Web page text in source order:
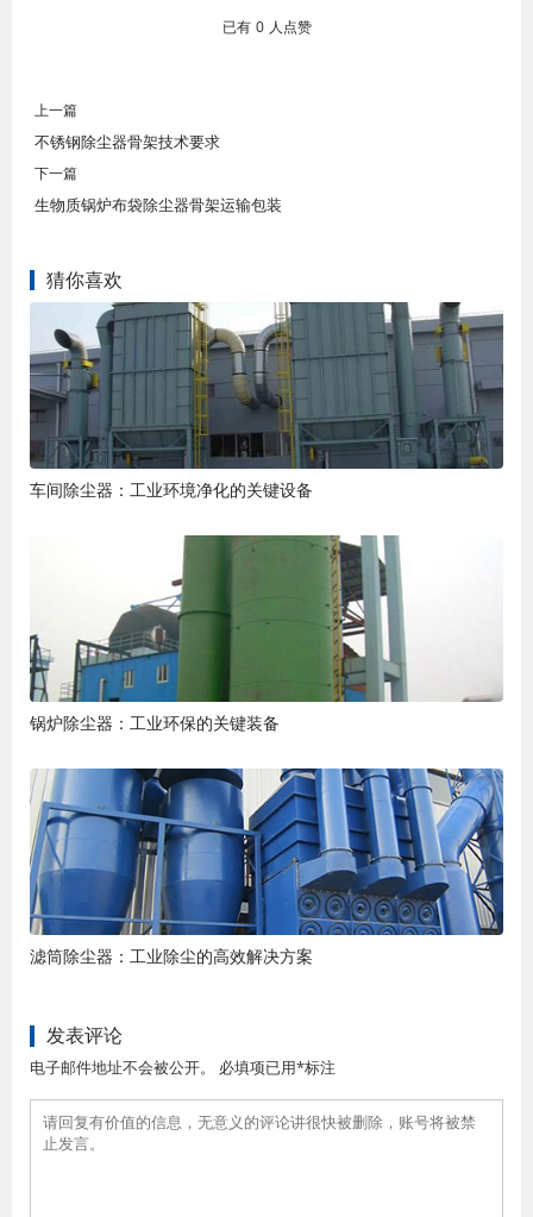
已有 0 人点赞
上一篇
不锈钢除尘器骨架技术要求
下一篇
生物质锅炉布袋除尘器骨架运输包装
猜你喜欢
车间除尘器：工业环境净化的关键设备
锅炉除尘器：工业环保的关键装备
滤筒除尘器：工业除尘的高效解决方案
发表评论
电子邮件地址不会被公开。 必填项已用*标注